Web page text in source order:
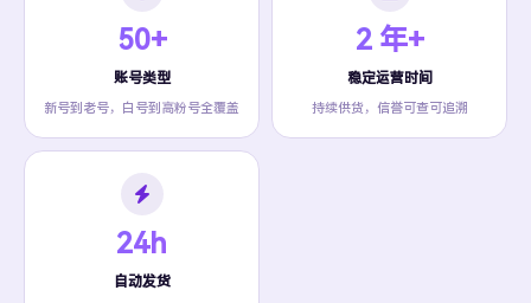
50+
账号类型
新号到老号，白号到高粉号全覆盖
2 年+
稳定运营时间
持续供货，信誉可查可追溯
24h
自动发货